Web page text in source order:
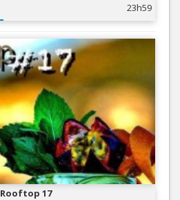
23h59
Rooftop 17